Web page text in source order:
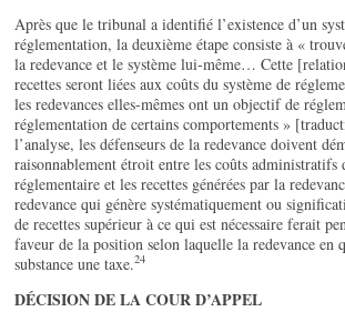
Après que le tribunal a identifié l’existence d’un
réglementation, la deuxième étape consiste à «
la redevance et le système lui-même… Cette
recettes seront liées aux coûts du système de
les redevances elles-mêmes ont un objectif de
réglementation de certains comportements »
l’analyse, les défenseurs de la redevance doivent
raisonnablement étroit entre les coûts administratifs
réglementaire et les recettes générées par la
redevance qui génère systématiquement ou
de recettes supérieur à ce qui est nécessaire ferait
faveur de la position selon laquelle la redevance en
substance une taxe.24
DÉCISION DE LA COUR D’APPEL